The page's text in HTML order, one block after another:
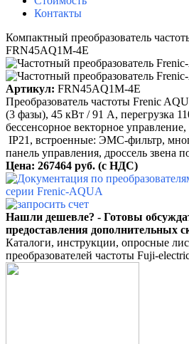
Контакты
Компактный преобразователь
FRN45AQ1M-4E
Артикул: FRN45AQ1M-4E
Преобразователь частоты Frenic
(3 фазы), 45 кВт / 91 A, перегрузка
бессенсорное векторное
IP21, встроенные: ЭМС-фильтр,
панель управления, дроссель звена
Цена: 267464 руб. (с НДС)
Нашли дешевле? - Готовы
предоставления дополнительных
Каталоги, инструкции, опросные
преобразователей частоты Fuji-